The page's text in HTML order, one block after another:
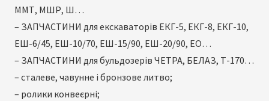
ММТ, МШР, Ш…
– ЗАПЧАСТИНИ для екскаваторів ЕКГ-5, ЕКГ-8, ЕКГ-10,
ЕШ-6/45, ЕШ-10/70, ЕШ-15/90, ЕШ-20/90, ЕО…
– ЗАПЧАСТИНИ для бульдозерів ЧЕТРА, БЕЛАЗ, Т-170…
– сталеве, чавунне і бронзове литво;
– ролики конвеєрні;